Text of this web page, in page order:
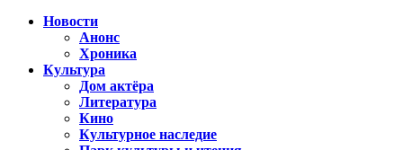
Новости
Анонс
Хроника
Культура
Дом актёра
Литература
Кино
Культурное наследие